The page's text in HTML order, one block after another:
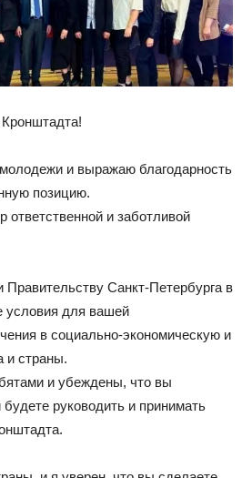
и выражаю благодарность
позицию.
и заботливой
Правительству Санкт-Петербурга в
условия для вашей
в социально-экономическую и
и страны.
и убеждены, что вы
руководить и принимать